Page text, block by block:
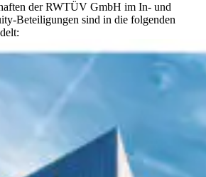
der RWTÜV GmbH im In- und
Beteiligungen sind in die folgenden